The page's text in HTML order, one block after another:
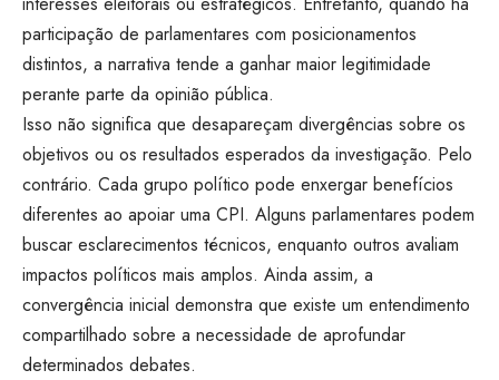
participação de parlamentares com posicionamentos
distintos, a narrativa tende a ganhar maior legitimidade
perante parte da opinião pública.
Isso não significa que desapareçam divergências sobre os
objetivos ou os resultados esperados da investigação. Pelo
contrário. Cada grupo político pode enxergar benefícios
diferentes ao apoiar uma CPI. Alguns parlamentares podem
buscar esclarecimentos técnicos, enquanto outros avaliam
impactos políticos mais amplos. Ainda assim, a
convergência inicial demonstra que existe um entendimento
compartilhado sobre a necessidade de aprofundar
determinados debates.